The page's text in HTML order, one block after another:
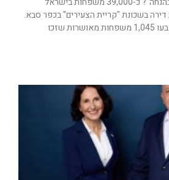
בשכונת "קריית הצעירים" בכפר סבא.
שזכו